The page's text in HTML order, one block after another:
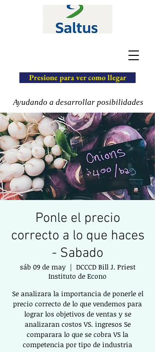
Ayudando a desarrollar posibilidades
Presione para ver como llegar
Ponle el precio
correcto a lo que haces
- Sabado
sáb 09 de may
  |
DCCCD Bill J. Priest
Instituto de Econo
Se analizara la importancia de ponerle el
precio correcto de lo que vendemos para
lograr los objetivos de ventas y se
analizaran costos VS. ingresos Se
comparara lo que se cobra VS la
competencia por tipo de industria